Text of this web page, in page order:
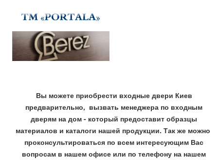
Вы можете приобрести входные двери Киев
предварительно, вызвать менеджера по входным
дверям на дом - который предоставит образцы
материалов и каталоги нашей продукции. Так же можно
проконсультироваться по всем интересующим Вас
вопросам в нашем офисе или по телефону на нашем